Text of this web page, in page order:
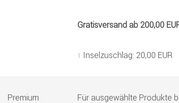
Gratisversand ab 200,00
1 Inselzuschlag: 20,00 EUR
Premium
Für ausgewählte Produkte